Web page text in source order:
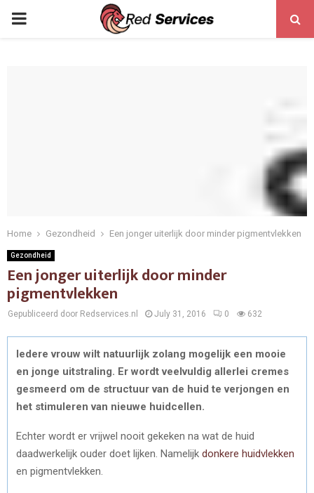
PRIMARY
Home Gezondheid Een jonger uiterlijk door minder pigmentvlekken
Gezondheid
Een jonger uiterlijk door minder
pigmentvlekken
Gepubliceerd door Redservices.nl July 31, 2016 0 632
Iedere vrouw wilt natuurlijk zolang mogelijk een mooie
en jonge uitstraling. Er wordt veelvuldig allerlei cremes
gesmeerd om de structuur van de huid te verjongen en
het stimuleren van nieuwe huidcellen.
Echter wordt er vrijwel nooit gekeken na wat de huid
daadwerkelijk ouder doet lijken. Namelijk donkere huidvlekken
en pigmentvlekken.